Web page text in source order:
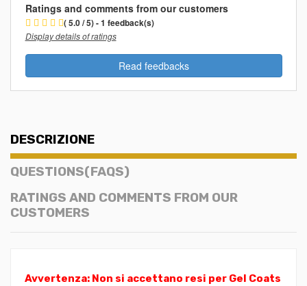
Ratings and comments from our customers
( 5.0 / 5) - 1 feedback(s)
Display details of ratings
Read feedbacks
DESCRIZIONE
QUESTIONS(FAQS)
RATINGS AND COMMENTS FROM OUR
CUSTOMERS
Avvertenza: Non si accettano resi per Gel Coats